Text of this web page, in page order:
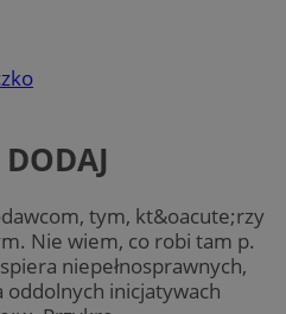
DODAJ
tym, kt&oacute;rzy
Nie wiem, co robi tam p.
niepełnosprawnych,
inicjatywach